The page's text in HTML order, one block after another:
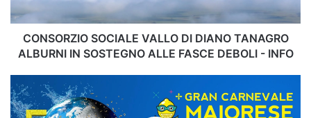
IN
SOSTEGNO
ALLE
FASCE
INFO
CONSORZIO SOCIALE VALLO DI DIANO TANAGRO
ALBURNI IN SOSTEGNO ALLE FASCE DEBOLI - INFO
Maiori,
Gran
Carnevale